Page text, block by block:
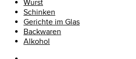
Wurst
Schinken
Gerichte im Glas
Backwaren
Alkohol